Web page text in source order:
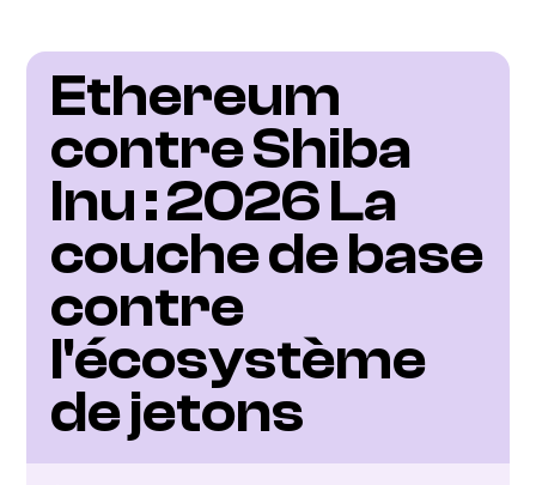
Ethereum
contre Shiba
Inu : 2026 La
couche de base
contre
l'écosystème
de jetons